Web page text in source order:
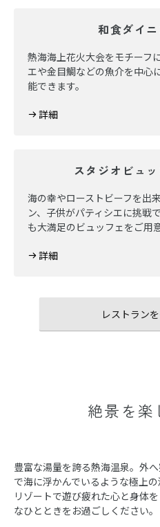
和食ダイ
熱海海上花火大会をモチーフ
エや金目鯛などの魚介を中心
能できます。
詳細
スタジオビュ
海の幸やローストビーフを出
ン、子供がパティシエに挑戦
も大満足のビュッフェをご用
詳細
レストラン
絶景を楽
豊富な湯量を誇る熱海温泉。外
で海に浮かんでいるような極上
リゾートで遊び疲れた心と身体
なひとときをお過ごしください。